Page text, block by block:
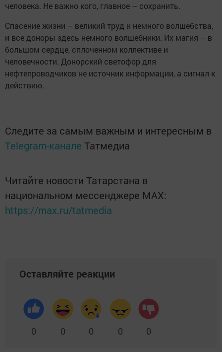
человека. Не важно кого, главное – сохранить.
Спасение жизни – великий труд и немного волшебства,
и все доноры здесь немного волшебники. Их магия – в
большом сердце, сплоченном коллективе и
человечности. Донорский светофор для
нефтепроводчиков не источник информации, а сигнал к
действию.
Следите за самым важным и интересным в
Telegram-канале Татмедиа
Читайте новости Татарстана в
национальном мессенджере MАХ:
https://max.ru/tatmedia
Оставляйте реакции
0 0 0 0 0